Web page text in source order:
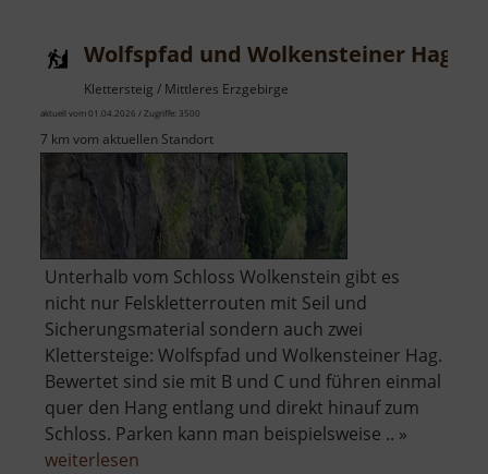
Wolfspfad und Wolkensteiner Hag
Klettersteig / Mittleres Erzgebirge
aktuell vom 01.04.2026 / Zugriffe: 3500
7 km vom aktuellen Standort
Unterhalb vom Schloss Wolkenstein gibt es
nicht nur Felskletterrouten mit Seil und
Sicherungsmaterial sondern auch zwei
Klettersteige: Wolfspfad und Wolkensteiner Hag.
Bewertet sind sie mit B und C und führen einmal
quer den Hang entlang und direkt hinauf zum
Schloss. Parken kann man beispielsweise .. »
weiterlesen